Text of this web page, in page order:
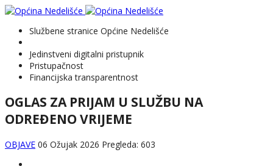
Službene stranice Općine Nedelišće
Jedinstveni digitalni pristupnik
Pristupačnost
Financijska transparentnost
OGLAS ZA PRIJAM U SLUŽBU NA
ODREĐENO VRIJEME
OBJAVE 06 Ožujak 2026 Pregleda: 603